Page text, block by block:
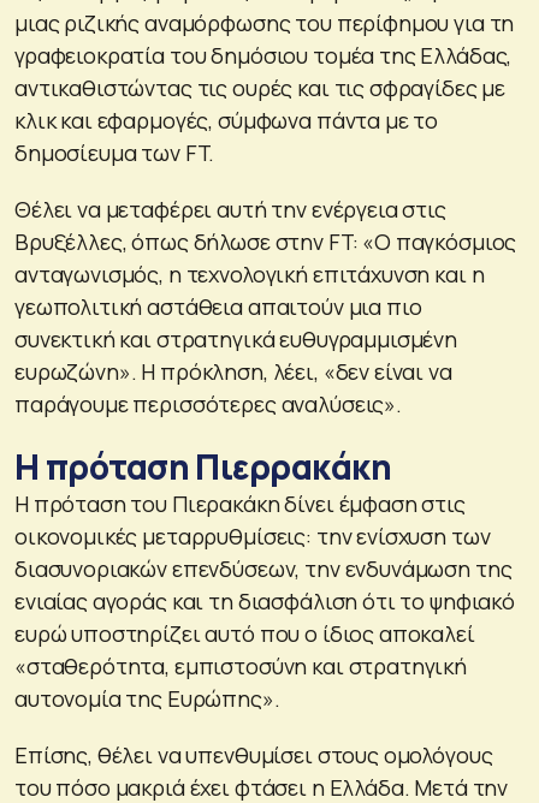
μιας ριζικής αναμόρφωσης του περίφημου για τη
γραφειοκρατία του δημόσιου τομέα της Ελλάδας,
αντικαθιστώντας τις ουρές και τις σφραγίδες με
κλικ και εφαρμογές, σύμφωνα πάντα με το
δημοσίευμα των FT.
Θέλει να μεταφέρει αυτή την ενέργεια στις
Βρυξέλλες, όπως δήλωσε στην FT: «Ο παγκόσμιος
ανταγωνισμός, η τεχνολογική επιτάχυνση και η
γεωπολιτική αστάθεια απαιτούν μια πιο
συνεκτική και στρατηγικά ευθυγραμμισμένη
ευρωζώνη». Η πρόκληση, λέει, «δεν είναι να
παράγουμε περισσότερες αναλύσεις».
Η πρόταση Πιερρακάκη
Η πρόταση του Πιερακάκη δίνει έμφαση στις
οικονομικές μεταρρυθμίσεις: την ενίσχυση των
διασυνοριακών επενδύσεων, την ενδυνάμωση της
ενιαίας αγοράς και τη διασφάλιση ότι το ψηφιακό
ευρώ υποστηρίζει αυτό που ο ίδιος αποκαλεί
«σταθερότητα, εμπιστοσύνη και στρατηγική
αυτονομία της Ευρώπης».
Επίσης, θέλει να υπενθυμίσει στους ομολόγους
του πόσο μακριά έχει φτάσει η Ελλάδα. Μετά την